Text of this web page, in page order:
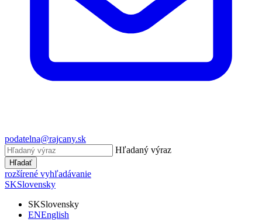
podatelna@rajcany.sk
Hľadaný výraz
Hľadať
rozšírené vyhľadávanie
SKSlovensky
SKSlovensky
ENEnglish